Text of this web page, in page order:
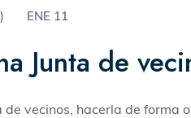
) ENE 11
Junta de
de vecinos, hacerla de forma